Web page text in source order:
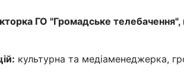
ГО "Громадське
культурна та медіаменеджерка,